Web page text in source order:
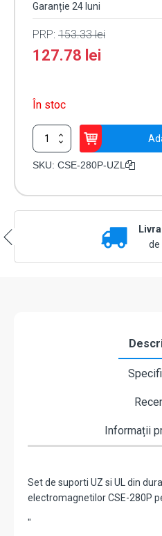
Garanție 24 luni
PRP: 153.33lei
127.78 lei
În stoc
Cantitate
Suport
aluminiu
SKU: CSE-280P-UZL
de
Informații
Set de suporti UZ si UL din
electromagnetilor CSE-280P
"